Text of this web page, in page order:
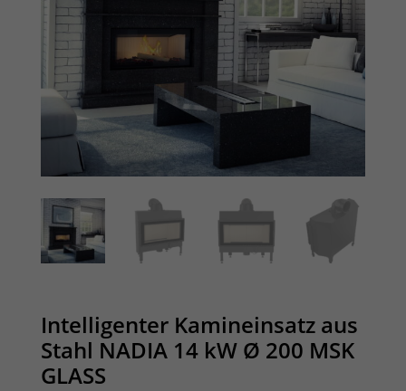
Intelligenter Kamineinsatz aus
Stahl NADIA 14 kW Ø 200 MSK
GLASS